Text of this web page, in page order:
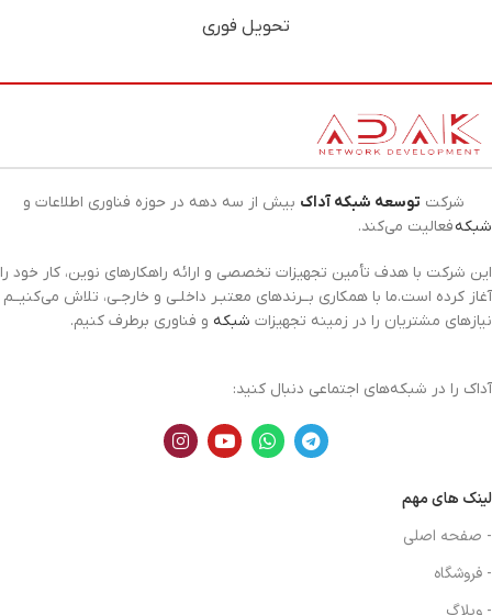
تحویل فوری
شرکت توسعه شبکه آداک بیش از سه دهه در حوزه فناوری اطلاعات و
شبکهفعالیت می‌کند.
این شرکت با هدف تأمین تجهیزات تخصصی و ارائه راهکارهای نوین، کار خود را
آغاز کرده است.ما با همکاری بــرندهای معتبـر داخلـی و خارجـی، تلاش می‌کنیــم
نیازهای مشتریان را در زمینه تجهیزات شبکه و فناوری برطرف کنیم.
آداک را در شبکه‌های اجتماعی دنبال کنید:
لینک های مهم
- صفحه اصلی
- فروشگاه